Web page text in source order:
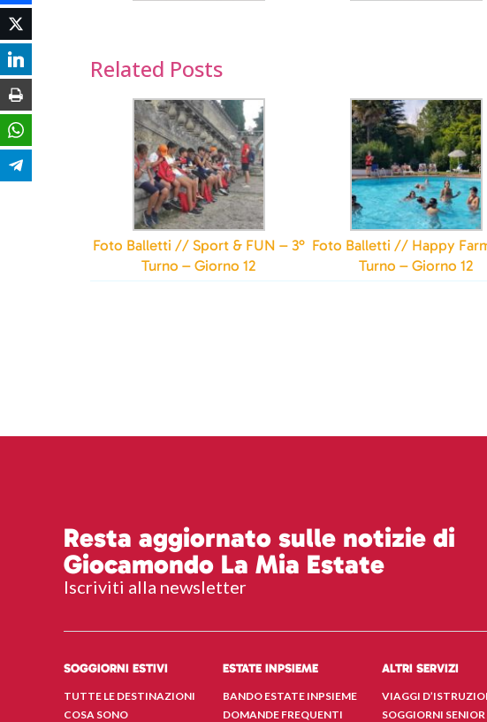
Related Posts
Foto Balletti // Sport & FUN – 3°
Turno – Giorno 12
Foto Balletti // Happy
Turno – Giorno 12
Resta aggiornato sulle notizie di
Giocamondo La Mia Estate
Iscriviti alla newsletter
SOGGIORNI ESTIVI
TUTTE LE DESTINAZIONI
COSA SONO
ESTATE INPSIEME
BANDO ESTATE INPSIEME
DOMANDE FREQUENTI
ALTRI SERVIZI
VIAGGI
SOGGIORNI SENIOR